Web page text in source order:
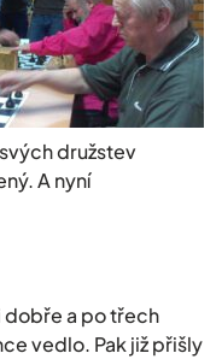
družstev
A nyní
dobře a po třech
vedlo. Pak již přišly